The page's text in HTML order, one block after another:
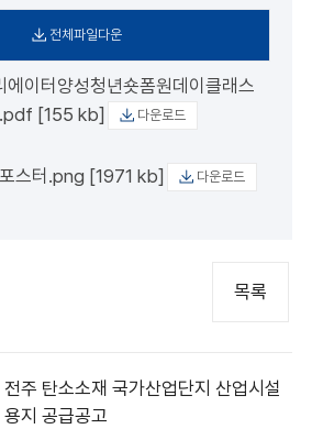
전체파일다운
이터양성청년숏폼원데이클래스
.pdf [155 kb]
다운로드
스터.png [1971 kb]
다운로드
목록
전주 탄소소재 국가산업단지 산업시설
용지 공급공고